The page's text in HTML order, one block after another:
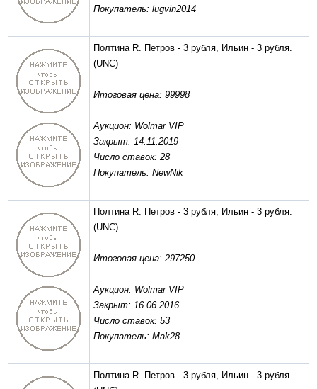
Покупатель: lugvin2014
Полтина R. Петров - 3 рубля, Ильин - 3 рубля.
(UNC)
Итоговая цена: 99998
Аукцион: Wolmar VIP
Закрыт: 14.11.2019
Число ставок: 28
Покупатель: NewNik
Полтина R. Петров - 3 рубля, Ильин - 3 рубля.
(UNC)
Итоговая цена: 297250
Аукцион: Wolmar VIP
Закрыт: 16.06.2016
Число ставок: 53
Покупатель: Mak28
Полтина R. Петров - 3 рубля, Ильин - 3 рубля.